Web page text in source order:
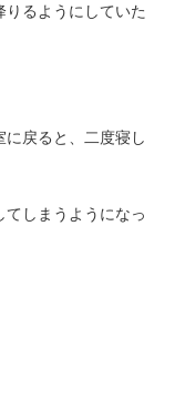
るようにしていた
に戻ると、二度寝し
しまうようになっ